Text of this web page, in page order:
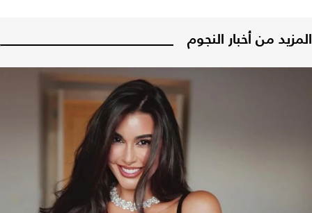
المزيد من أخبار النجوم